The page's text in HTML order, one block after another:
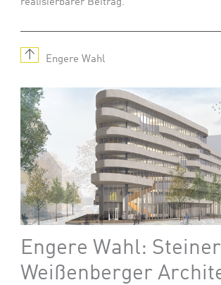
↑ Engere Wahl
Engere Wahl: Steiner
Weißenberger